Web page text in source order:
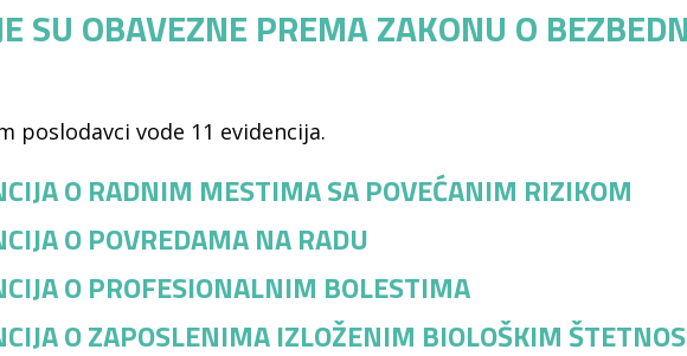
SU OBAVEZNE PREMA ZAKONU O
poslodavci vode 11 evidencija.
O RADNIM MESTIMA SA POVEĆANIM RIZIKOM
O POVREDAMA NA RADU
O PROFESIONALNIM BOLESTIMA
O ZAPOSLENIMA IZLOŽENIM BIOLOŠKIM